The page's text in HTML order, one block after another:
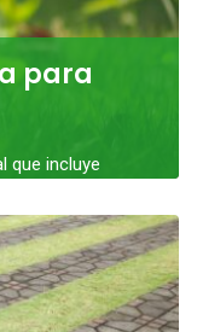
para
que incluye